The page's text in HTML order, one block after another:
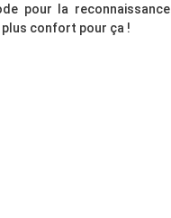
pour la reconnaissance
confort pour ça !